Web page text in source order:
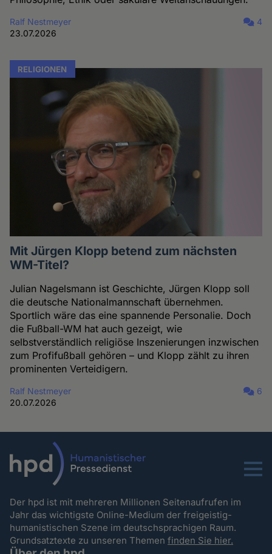
Ralf Nestmeyer
23.07.2026
4
RELIGIONEN
Mit Jürgen Klopp betend zum nächsten
WM-Titel?
Julian Nagelsmann ist Geschichte, Jürgen Klopp soll
die deutsche Nationalmannschaft übernehmen.
Sportlich wäre das eine spannende Personalie. Doch
die Fußball-WM hat auch gezeigt, wie
selbstverständlich religiöse Inszenierungen inzwischen
zum Profifußball gehören – und Klopp zählt zu ihren
prominenten Verteidigern.
Ralf Nestmeyer
20.07.2026
6
Menu
Der hpd ist mit mehreren Millionen Seitenaufrufen im
Jahr das wichtigste Online-Medium der freigeistig-
humanistischen Szene im deutschsprachigen Raum.
Grundsatztexte zu unseren Themenfinden Sie hier.